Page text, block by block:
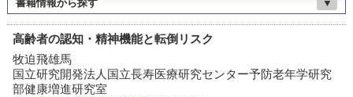
書籍情報から探す ▼
高齢者の認知・精神機能と転倒リスク
牧迫飛雄馬
国立研究開発法人国立長寿医療研究センター予防老年学研究
部健康増進研究室